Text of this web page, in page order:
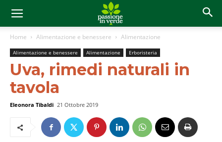
Home Alimentazione e benessere Alimentazione
Alimentazione e benessere Alimentazione Erboristeria
Uva, rimedi naturali in
tavola
Eleonora Tibaldi 21 Ottobre 2019